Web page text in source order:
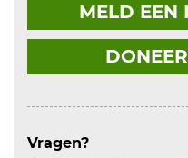
MELD EEN
Vragen?